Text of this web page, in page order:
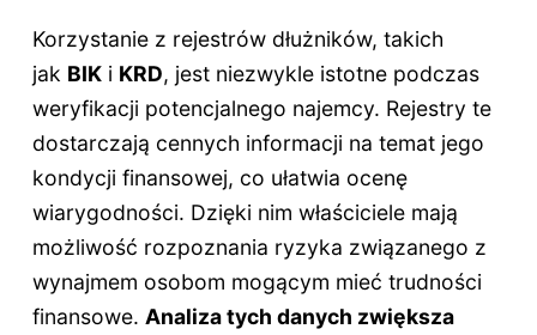
Korzystanie z rejestrów dłużników, takich
jak BIKi KRD, jest niezwykle istotne podczas
weryfikacji potencjalnego najemcy. Rejestry te
dostarczają cennych informacji na temat jego
kondycji finansowej, co ułatwia ocenę
wiarygodności. Dzięki nim właściciele mają
możliwość rozpoznania ryzyka związanego z
wynajmem osobom mogącym mieć trudności
finansowe. Analiza tych danych zwiększa